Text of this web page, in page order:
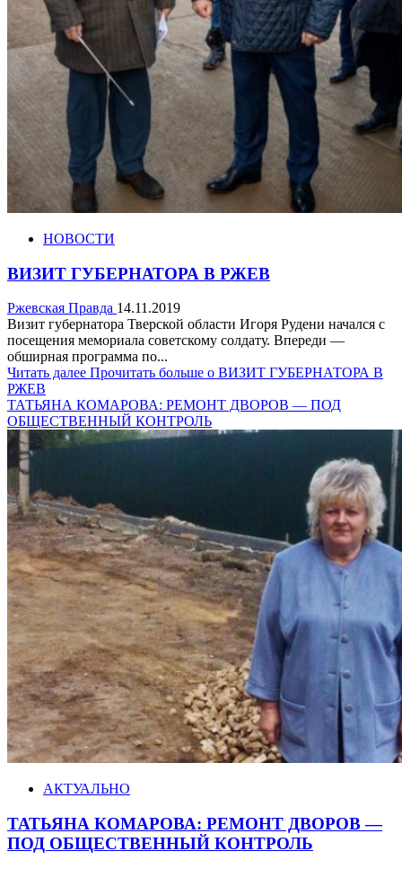
НОВОСТИ
ВИЗИТ ГУБЕРНАТОРА В РЖЕВ
Ржевская Правда 14.11.2019
Визит губернатора Тверской области Игоря Рудени начался с
посещения мемориала советскому солдату. Впереди —
обширная программа по...
Читать далее Прочитать больше о ВИЗИТ ГУБЕРНАТОРА В
РЖЕВ
ТАТЬЯНА КОМАРОВА: РЕМОНТ ДВОРОВ — ПОД
ОБЩЕСТВЕННЫЙ КОНТРОЛЬ
АКТУАЛЬНО
ТАТЬЯНА КОМАРОВА: РЕМОНТ ДВОРОВ —
ПОД ОБЩЕСТВЕННЫЙ КОНТРОЛЬ